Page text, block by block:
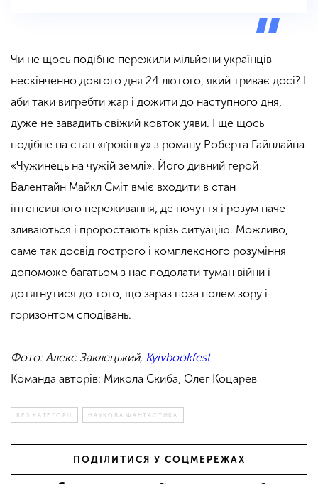
Чи не щось подібне пережили мільйони українців
нескінченно довгого дня 24 лютого, який триває досі? І
аби таки вигребти жар і дожити до наступного дня,
дуже не завадить свіжий ковток уяви. І ще щось
подібне на стан «ґрокінгу» з роману Роберта Гайнлайна
«Чужинець на чужій землі». Його дивний герой
Валентайн Майкл Сміт вміє входити в стан
інтенсивного переживання, де почуття і розум наче
зливаються і проростають крізь ситуацію. Можливо,
саме так досвід гострого і комплексного розуміння
допоможе багатьом з нас подолати туман війни і
дотягнутися до того, що зараз поза полем зору і
горизонтом сподівань.
Фото: Алекс Заклецький, Kyivbookfest
Команда авторів: Микола Скиба, Олег Коцарев
БЕЗ КАТЕГОРІЇ НАУКОВА ФАНТАСТИКА
ПОДІЛИТИСЯ У СОЦМЕРЕЖАХ